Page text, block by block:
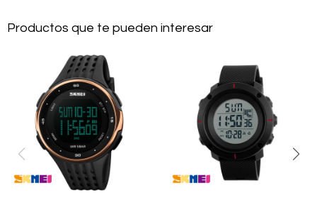
Productos que te pueden interesar